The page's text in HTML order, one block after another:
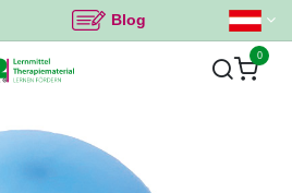
Blog
0